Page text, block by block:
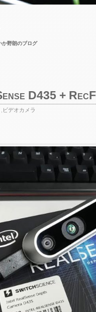
野朗のブログ
D435 +
ビデオカメラ